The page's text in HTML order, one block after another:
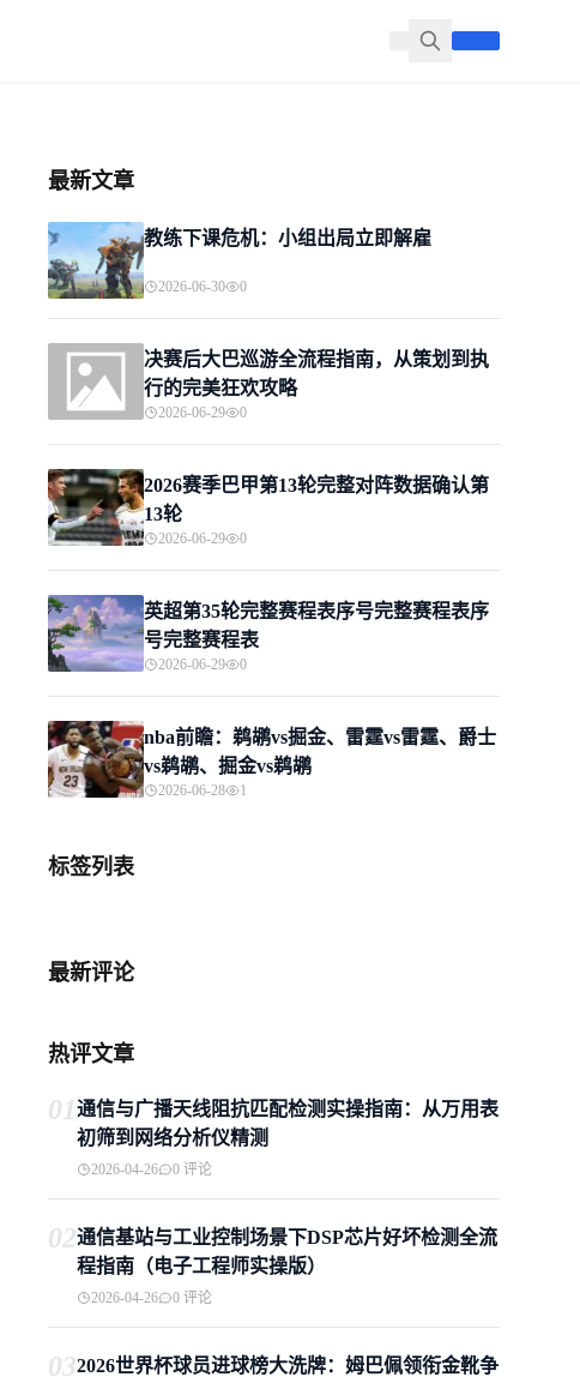
最新文章
教练下课危机：小组出局立即解雇
2026-06-30 0
决赛后大巴巡游全流程指南，从策划到执
行的完美狂欢攻略
2026-06-29 0
2026赛季巴甲第13轮完整对阵数据确认第
13轮
2026-06-29 0
英超第35轮完整赛程表序号完整赛程表序
号完整赛程表
2026-06-29 0
nba前瞻：鹈鹕vs掘金、雷霆vs雷霆、爵士
vs鹈鹕、掘金vs鹈鹕
2026-06-28 1
标签列表
最新评论
热评文章
01通信与广播天线阻抗匹配检测实操指南：从万用表
初筛到网络分析仪精测
2026-04-26 0 评论
02通信基站与工业控制场景下DSP芯片好坏检测全流
程指南（电子工程师实操版）
2026-04-26 0 评论
032026世界杯球员进球榜大洗牌：姆巴佩领衔金靴争